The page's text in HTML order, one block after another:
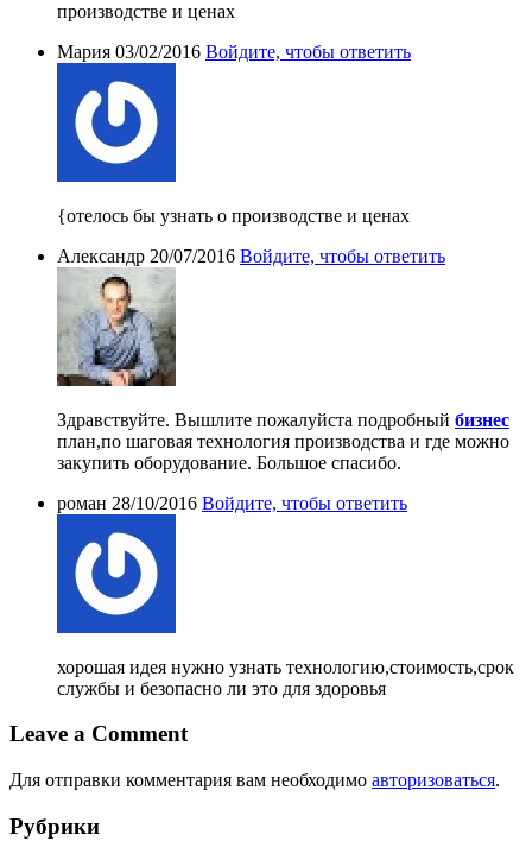
производстве и ценах
Мария 03/02/2016 Войдите, чтобы ответить
{отелось бы узнать о производстве и ценах
Александр 20/07/2016 Войдите, чтобы ответить
Здравствуйте. Вышлите пожалуйста подробный бизнес
план,по шаговая технология производства и где можно
закупить оборудование. Большое спасибо.
роман 28/10/2016 Войдите, чтобы ответить
хорошая идея нужно узнать технологию,стоимость,срок
службы и безопасно ли это для здоровья
Leave a Comment
Для отправки комментария вам необходимо авторизоваться.
Рубрики